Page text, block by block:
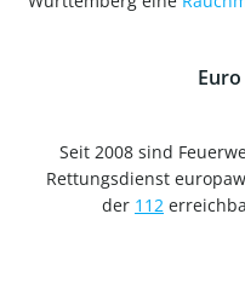
Seit 2008 sind
Rettungsdienst
der 112